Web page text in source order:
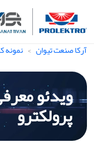
آرکا صنعت تیوان نمونه
ویدئو
پرولکترو